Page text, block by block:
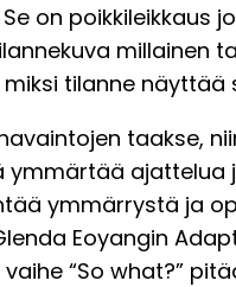
on poikkileikkaus
millainen
tilanne näyttää
taakse,
ymmärtää ajattelua
ymmärrystä ja
Eoyangin
“So what?”